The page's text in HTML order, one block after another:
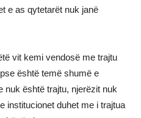
e as qytetarët nuk janë
vit kemi vendosë me trajtu
është temë shumë e
nuk është trajtu, njerëzit nuk
institucionet duhet me i trajtua